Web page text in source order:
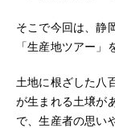
そこで今回は、静
「生産地ツアー」
土地に根ざした八
が生まれる土壌が
で、生産者の思い